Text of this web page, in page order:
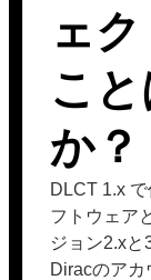
ェ
こ
か？
DLCT 1.x
フトウェア
ジョン2.xと
Diracのアカ